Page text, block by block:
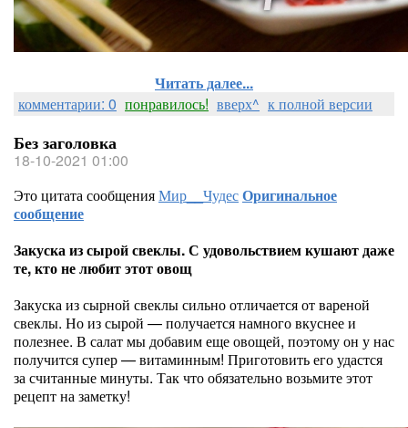
Читать далее...
комментарии: 0 понравилось! вверх^ к полной версии
Без заголовка
18-10-2021 01:00
Это цитата сообщенияМир__ЧудесОригинальное
сообщение
Закуска из сырой свеклы. С удовольствием кушают даже
те, кто не любит этот овощ
Закуска из сырной свеклы сильно отличается от вареной
свеклы. Но из сырой — получается намного вкуснее и
полезнее. В салат мы добавим еще овощей, поэтому он у нас
получится супер — витаминным! Приготовить его удастся
за считанные минуты. Так что обязательно возьмите этот
рецепт на заметку!